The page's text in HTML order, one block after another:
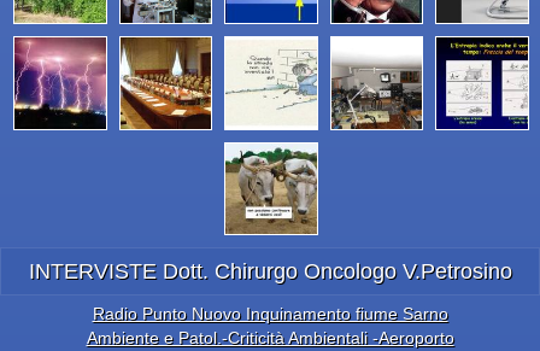
INTERVISTE Dott. Chirurgo Oncologo V.Petrosino
Radio Punto Nuovo Inquinamento fiume Sarno
Ambiente e Patol.-Criticità Ambientali -Aeroporto